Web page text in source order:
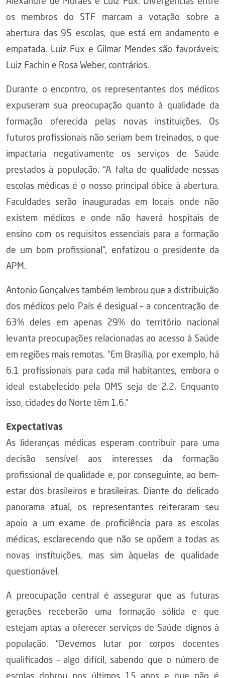
os membros do STF marcam a votação sobre a
abertura das 95 escolas, que está em andamento e
empatada. Luiz Fux e Gilmar Mendes são favoráveis;
Luiz Fachin e Rosa Weber, contrários.
Durante o encontro, os representantes dos médicos
expuseram sua preocupação quanto à qualidade da
formação oferecida pelas novas instituições. Os
futuros profissionais não seriam bem treinados, o que
impactaria negativamente os serviços de Saúde
prestados à população. “A falta de qualidade nessas
escolas médicas é o nosso principal óbice à abertura.
Faculdades serão inauguradas em locais onde não
existem médicos e onde não haverá hospitais de
ensino com os requisitos essenciais para a formação
de um bom profissional”, enfatizou o presidente da
APM.
Antonio Gonçalves também lembrou que a distribuição
dos médicos pelo País é desigual – a concentração de
63% deles em apenas 29% do território nacional
levanta preocupações relacionadas ao acesso à Saúde
em regiões mais remotas. “Em Brasília, por exemplo, há
6.1 profissionais para cada mil habitantes, embora o
ideal estabelecido pela OMS seja de 2.2. Enquanto
isso, cidades do Norte têm 1.6.”
Expectativas
As lideranças médicas esperam contribuir para uma
decisão sensível aos interesses da formação
profissional de qualidade e, por conseguinte, ao bem-
estar dos brasileiros e brasileiras. Diante do delicado
panorama atual, os representantes reiteraram seu
apoio a um exame de proficiência para as escolas
médicas, esclarecendo que não se opõem a todas as
novas instituições, mas sim àquelas de qualidade
questionável.
A preocupação central é assegurar que as futuras
gerações receberão uma formação sólida e que
estejam aptas a oferecer serviços de Saúde dignos à
população. “Devemos lutar por corpos docentes
qualificados – algo difícil, sabendo que o número de